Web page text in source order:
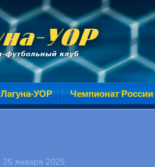
Лагуна-УОР Чемпионат России
25 января 2025